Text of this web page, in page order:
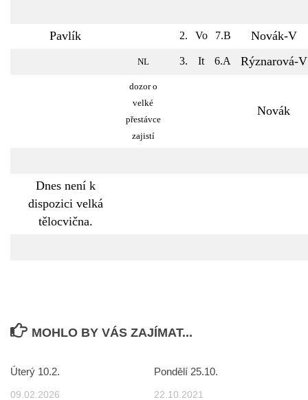
Pavlík 2. Vo 7.B Novák-V
NL 3. It 6.A Rýznarová-V
dozor o
velké
přestávce
zajistí
Novák
Dnes není k
dispozici velká
tělocvična.
MOHLO BY VÁS ZAJÍMAT...
Úterý 10.2.
09.02.2026
Pondělí 25.10.
22.10.2021